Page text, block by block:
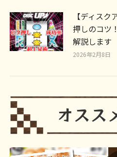
【ディスク
押しのコツ
解説します
2026年2月8日